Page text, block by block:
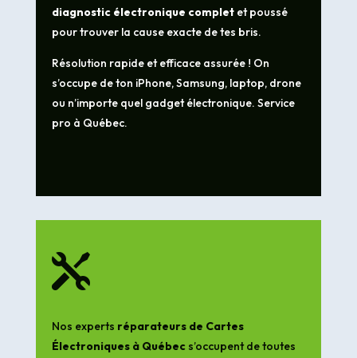
diagnostic électronique completet poussé
pour trouver la cause exacte de tes bris.
Résolution rapide et efficace assurée ! On
s’occupe de ton iPhone, Samsung, laptop, drone
ou n’importe quel gadget électronique. Service
pro à Québec.

Nos experts réparateurs de Cartes
Électroniques à Québecs’occupent de toutes